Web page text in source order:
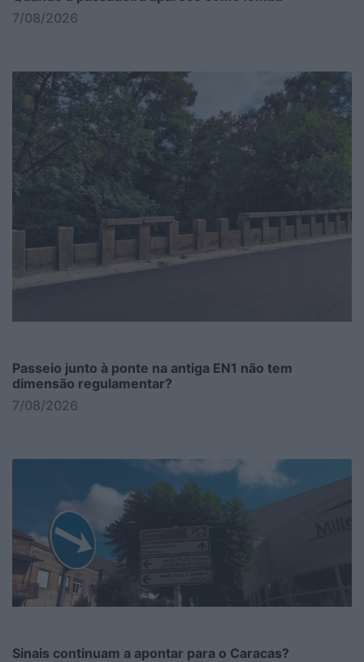
7/08/2026
Passeio junto à ponte na antiga EN1 não tem
dimensão regulamentar?
7/08/2026
Sinais continuam a apontar para o Caracas?